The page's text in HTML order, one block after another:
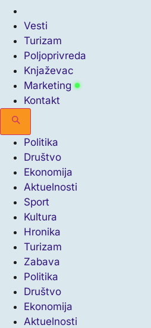
Vesti
Turizam
Poljoprivreda
Knjaževac
Marketing
Kontakt
Politika
Društvo
Ekonomija
Aktuelnosti
Sport
Kultura
Hronika
Turizam
Zabava
Politika
Društvo
Ekonomija
Aktuelnosti